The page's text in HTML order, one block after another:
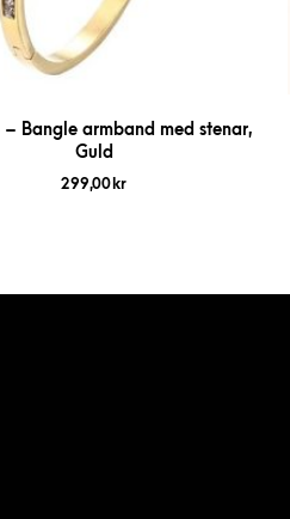
– Bangle armband med stenar,
Guld
299,00 kr